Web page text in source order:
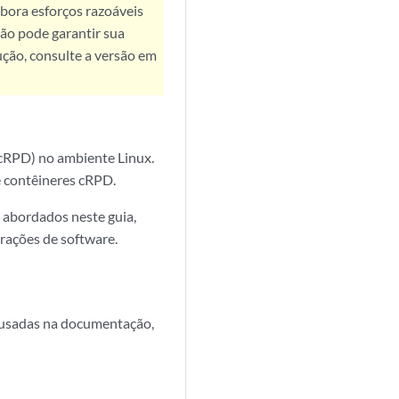
esforços razoáveis
pode garantir sua
consulte a versão em
no ambiente Linux.
cRPD.
neste guia,
de software.
na documentação,